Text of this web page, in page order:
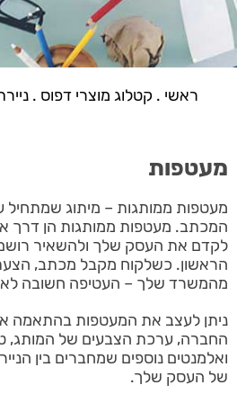
ראשי . קטלוג מוצרי דפוס .
מעטפות
מעטפות ממותגות – מיתוג שמתחיל
המכתב. מעטפות ממותגות הן דרך
לקדם את העסק שלך ולהשאיר
הראשון. כשלקוח מקבל מכתב,
מהמשרד שלך – העטיפה חשובה לא
ניתן לעצב את המעטפות בהתאמה
החברה, ערכת הצבעים של המותג,
ואלמנטים נוספים שמחברים בין
של העסק שלך.